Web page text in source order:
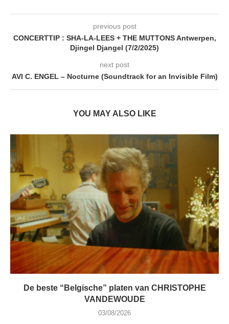
previous post
CONCERTTIP : SHA-LA-LEES + THE MUTTONS Antwerpen,
Djingel Djangel (7/2/2025)
next post
AVI C. ENGEL – Nocturne (Soundtrack for an Invisible Film)
YOU MAY ALSO LIKE
De beste “Belgische” platen van CHRISTOPHE
VANDEWOUDE
03/08/2026